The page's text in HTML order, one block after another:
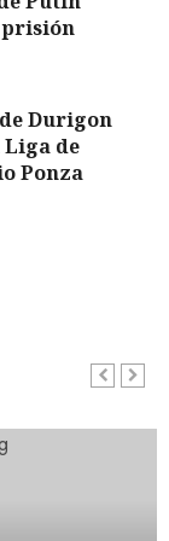
prisión
Durigon
Liga de
Ponza
olvídate de De
Lega Volley